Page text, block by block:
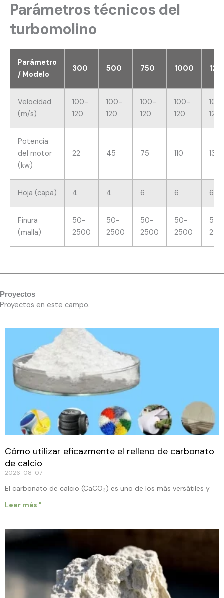
Parámetros técnicos del
turbomolino
Parámetro
/ Modelo
300 500 750 1000
Velocidad
(m/s)
100-
120
100-
120
100-
120
100-
120
120
Potencia
del motor
(kw)
22 45 75 110 132
Hoja (capa) 4 4 6 6 6
Finura
(malla)
50-
2500
50-
2500
50-
2500
50-
2500
50-
Proyectos
Proyectos en este campo.
Cómo utilizar eficazmente el relleno de carbonato
de calcio
2026-08-07
El carbonato de calcio (CaCO₃) es uno de los más versátiles y
Leer más "